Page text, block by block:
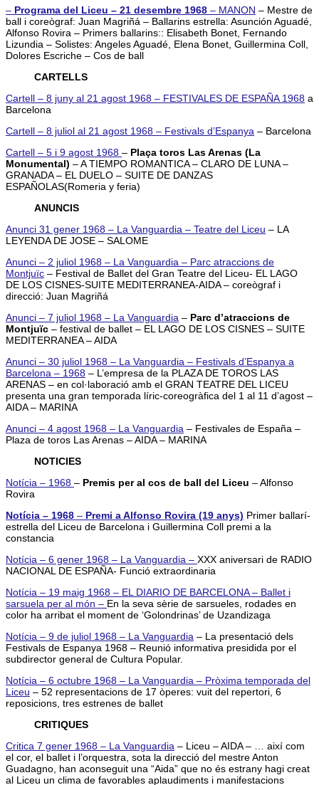
– Programa del Liceu – 21 desembre 1968 – MANON – Mestre de
ball i coreògraf: Juan Magriñá – Ballarins estrella: Asunción Aguadé,
Alfonso Rovira – Primers ballarins:: Elisabeth Bonet, Fernando
Lizundia – Solistes: Angeles Aguadé, Elena Bonet, Guillermina Coll,
Dolores Escriche – Cos de ball
CARTELLS
Cartell – 8 juny al 21 agost 1968 – FESTIVALES DE ESPAÑA 1968 a
Barcelona
Cartell – 8 juliol al 21 agost 1968 – Festivals d’Espanya – Barcelona
Cartell – 5 i 9 agost 1968 – Plaça toros Las Arenas (La
Monumental) – A TIEMPO ROMANTICA – CLARO DE LUNA –
GRANADA – EL DUELO – SUITE DE DANZAS
ESPAÑOLAS(Romeria y feria)
ANUNCIS
Anunci 31 gener 1968 – La Vanguardia – Teatre del Liceu – LA
LEYENDA DE JOSE – SALOME
Anunci – 2 juliol 1968 – La Vanguardia – Parc atraccions de
Montjuïc – Festival de Ballet del Gran Teatre del Liceu- EL LAGO
DE LOS CISNES-SUITE MEDITERRANEA-AIDA – coreògraf i
direcció: Juan Magriñá
Anunci – 7 juliol 1968 – La Vanguardia – Parc d’atraccions de
Montjuïc – festival de ballet – EL LAGO DE LOS CISNES – SUITE
MEDITERRANEA – AIDA
Anunci – 30 juliol 1968 – La Vanguardia – Festivals d’Espanya a
Barcelona – 1968 – L’empresa de la PLAZA DE TOROS LAS
ARENAS – en col·laboració amb el GRAN TEATRE DEL LICEU
presenta una gran temporada líric-coreogràfica del 1 al 11 d’agost –
AIDA – MARINA
Anunci – 4 agost 1968 – La Vanguardia – Festivales de España –
Plaza de toros Las Arenas – AIDA – MARINA
NOTICIES
Notícia – 1968 – Premis per al cos de ball del Liceu – Alfonso
Rovira
Notícia – 1968 – Premi a Alfonso Rovira (19 anys) Primer ballarí-
estrella del Liceu de Barcelona i Guillermina Coll premi a la
constancia
Notícia – 6 gener 1968 – La Vanguardia – XXX aniversari de RADIO
NACIONAL DE ESPAÑA- Funció extraordinaria
Notícia – 19 maig 1968 – EL DIARIO DE BARCELONA – Ballet i
sarsuela per al món – En la seva sèrie de sarsueles, rodades en
color ha arribat el moment de ‘Golondrinas’ de Uzandizaga
Notícia – 9 de juliol 1968 – La Vanguardia – La presentació dels
Festivals de Espanya 1968 – Reunió informativa presidida por el
subdirector general de Cultura Popular.
Notícia – 6 octubre 1968 – La Vanguardia – Pròxima temporada del
Liceu – 52 representacions de 17 òperes: vuit del repertori, 6
reposicions, tres estrenes de ballet
CRITIQUES
Critica 7 gener 1968 – La Vanguardia – Liceu – AIDA – … així com
el cor, el ballet i l’orquestra, sota la direcció del mestre Anton
Guadagno, han aconseguit una “Aida” que no és estrany hagi creat
al Liceu un clima de favorables aplaudiments i manifestacions